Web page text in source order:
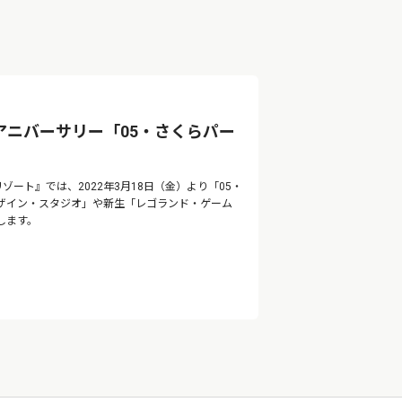
バーサリー「05・さくらパー
ート』では、2022年3月18日（金）より「05・
ン・スタジオ」や新生「レゴランド・ゲーム
す。